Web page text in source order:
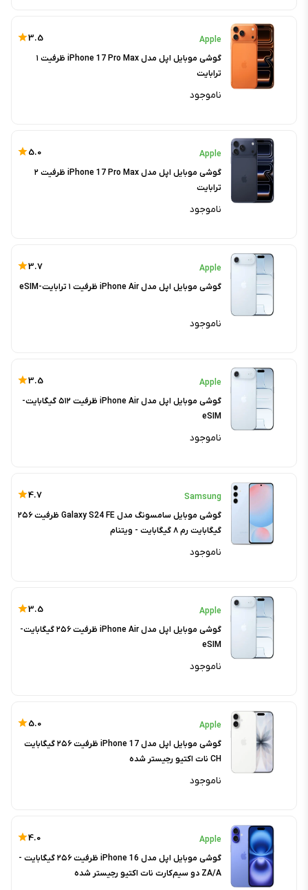
Apple
3.5
گوشی موبایل اپل مدل iPhone 17 Pro Max ظرفیت ۱
ترابایت
ناموجود
Apple
5.0
گوشی موبایل اپل مدل iPhone 17 Pro Max ظرفیت ۲
ترابایت
ناموجود
Apple
3.7
گوشی موبایل اپل مدل iPhone Air ظرفیت ۱ ترابایت-eSIM
ناموجود
Apple
3.5
گوشی موبایل اپل مدل iPhone Air ظرفیت ۵۱۲ گیگابایت-
eSIM
ناموجود
Samsung
4.7
گوشی موبایل سامسونگ مدل Galaxy S24 FE ظرفیت ۲۵۶
گیگابایت رم ۸ گیگابایت - ویتنام
ناموجود
Apple
3.5
گوشی موبایل اپل مدل iPhone Air ظرفیت ۲۵۶ گیگابایت-
eSIM
ناموجود
Apple
5.0
گوشی موبایل اپل مدل iPhone 17 ظرفیت ۲۵۶ گیگابایت
CH نات اکتیو رجیستر شده
ناموجود
Apple
4.0
گوشی موبایل اپل مدل iPhone 16 ظرفیت ۲۵۶ گیگابایت -
ZA/A دو سیم‌کارت نات اکتیو رجیستر شده